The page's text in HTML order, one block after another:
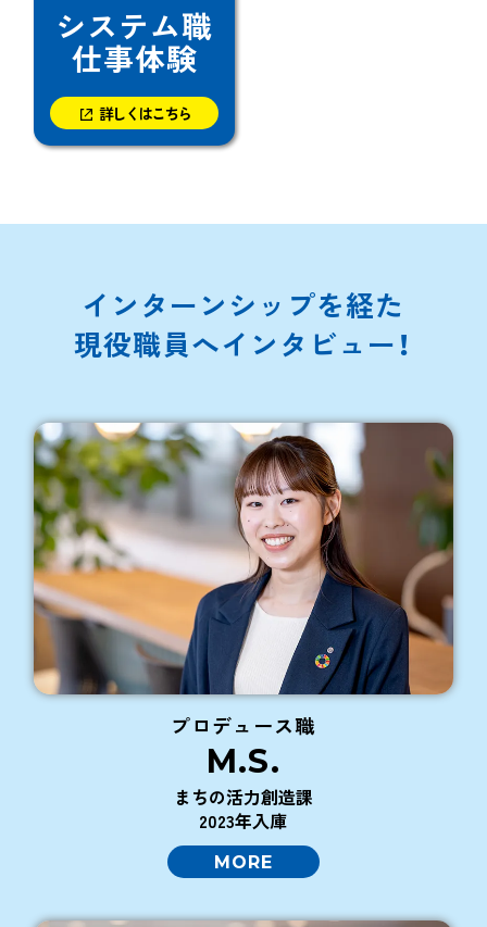
システム職
仕事体験
詳しくはこちら
インターンシップを経た
現役職員へインタビュー！
プロデュース職
M.S.
まちの活力創造課
2023年入庫
MORE